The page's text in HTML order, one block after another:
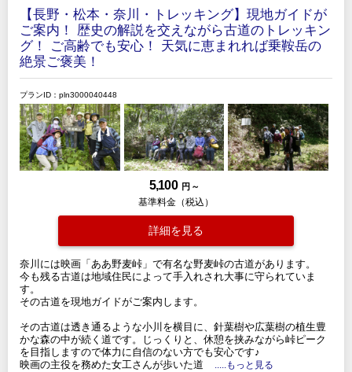
【長野・松本・奈川・トレッキング】現地ガイドが
ご案内！ 歴史の解説を交えながら古道のトレッキン
グ！ ご高齢でも安心！ 天気に恵まれれば乗鞍岳の
絶景ご褒美！
プランID：pln3000040448
5,100 円 ～
基準料金（税込）
詳細を見る
奈川には映画「ああ野麦峠」で有名な野麦峠の古道があります。
今も残る古道は地域住民によって手入れされ大事に守られていま
す。
その古道を現地ガイドがご案内します。
その古道は透き通るような小川を横目に、針葉樹や広葉樹の植生豊
かな森の中が続く道です。じっくりと、休憩を挟みながら峠ピーク
を目指しますので体力に自信のない方でも安心です♪
映画の主役を務めた女工さんが歩いた道
.....もっと見る